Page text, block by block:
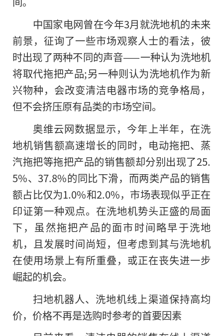
中国家电网曾在今年3月就洗地机的未来
前景，征询了一些市场观察人士的看法，彼
时出现了两种不同的声音——一种认为洗地机
将取代拖把产品;另一种则认为洗地机作为新
兴物种，会改变清洁电器市场的竞争格局，
但不会挤压原有品类的市场空间。
奥维云网数据显示，今年上半年，在洗
地机销售额高速增长的同时，电动拖把、蒸
汽拖把等拖把产品的销售额却分别出现了25.
5%、37.8%的同比下滑，而两类产品的销售
额占比仅为1.0%和2.0%，市场表现似乎正在
印证第一种观点。在洗地机势头正盛的局面
下，虽然拖把产品的面市时间略早于洗地
机，且发展时间尚短，但考虑到其与洗地机
在使用场景上有所重叠，或正在丧失进一步
崛起的机会。
扫地机器人、洗地机线上渠道保持高均
价，价格不再是选购时参考的首要因素